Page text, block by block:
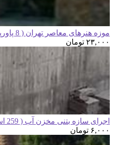
موزه هنرهای معاصر تهران ( 8 پاورپوینت )
۲۳,۰۰۰ تومان
اجرای سازه بتنی مخزن آب ( 259 اسلاید )
۶,۰۰۰ تومان